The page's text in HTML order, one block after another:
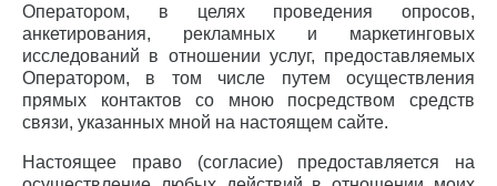
Оператором, в целях проведения опросов,
анкетирования, рекламных и маркетинговых
исследований в отношении услуг, предоставляемых
Оператором, в том числе путем осуществления
прямых контактов со мною посредством средств
связи, указанных мной на настоящем сайте.
Настоящее право (согласие) предоставляется на